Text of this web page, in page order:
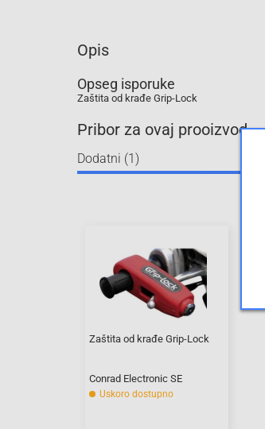
Opis
Opseg isporuke
Zaštita od krađe Grip-Lock
Pribor za ovaj prooizvod
Dodatni (1)
Zaštita od krađe Grip-Lock
Conrad Electronic SE
Uskoro dostupno